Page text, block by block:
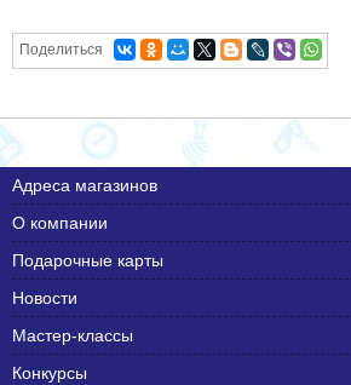
Поделиться
Адреса магазинов
О компании
Подарочные карты
Новости
Мастер-классы
Конкурсы